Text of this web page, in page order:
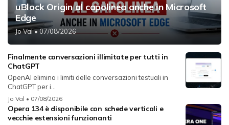
uBlock Origin al capolinea anche in Microsoft
Edge
Jo Val• 07/08/2026
Finalmente conversazioni illimitate per tutti in
ChatGPT
OpenAI elimina i limiti delle conversazioni testuali in
ChatGPT per i...
Jo Val • 07/08/2026
Opera 134 è disponibile con schede verticali e
vecchie estensioni funzionanti